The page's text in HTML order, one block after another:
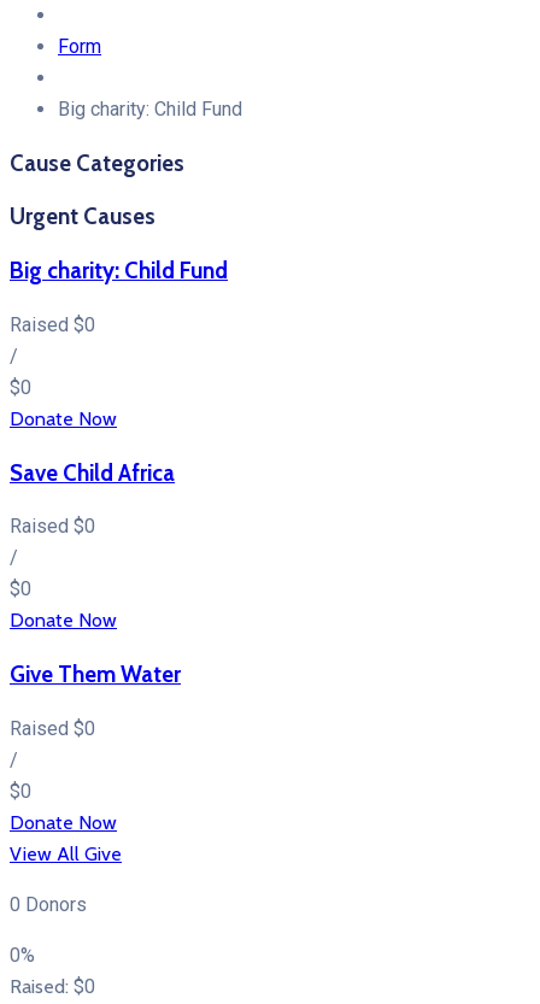
Form
Big charity: Child Fund
Cause Categories
Urgent Causes
Big charity: Child Fund
Raised $0
/
$0
Donate Now
Save Child Africa
Raised $0
/
$0
Donate Now
Give Them Water
Raised $0
/
$0
Donate Now
View All Give
0 Donors
0%
Raised: $0